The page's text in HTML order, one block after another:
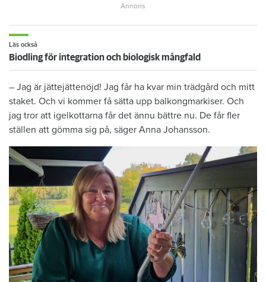
Läs också
Biodling för integration och biologisk mångfald
– Jag är jättejättenöjd! Jag får ha kvar min trädgård och mitt
staket. Och vi kommer få sätta upp balkongmarkiser. Och
jag tror att igelkottarna får det ännu bättre nu. De får fler
ställen att gömma sig på, säger Anna Johansson.